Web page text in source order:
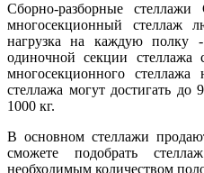
Сборно-разборные
многосекционный стеллаж
нагрузка на каждую полку -
одиночной секции стеллажа
многосекционного
стеллажа могут достигать
1000 кг.
В основном стеллажи
сможете подобрать
необходимым количеством